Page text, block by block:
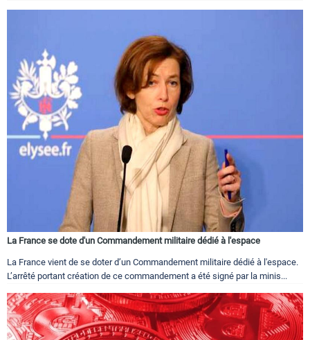
La France se dote d'un Commandement militaire dédié à l'espace
La France vient de se doter d’un Commandement militaire dédié à l'espace.
L’arrêté portant création de ce commandement a été signé par la minis...